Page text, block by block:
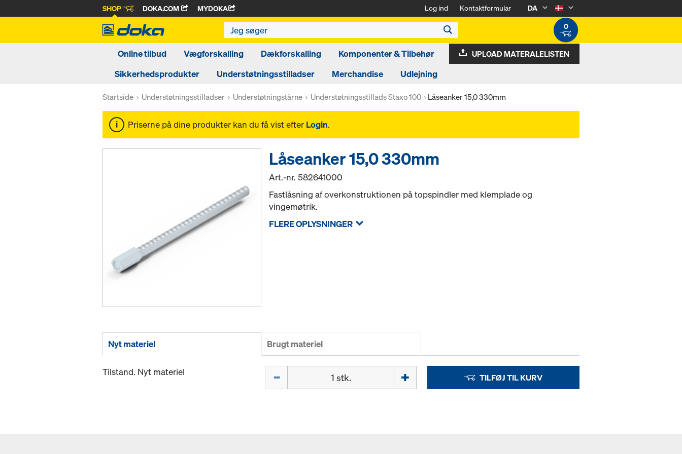
SHOP DOKA.COM MYDOKA Log ind Kontaktformular
DA
0
Online tilbud Vægforskalling Dækforskalling
Komponenter & Tilbehør
Sikkerhedsprodukter
Understøtningsstilladser Merchandise Udlejning
UPLOAD MATERALELISTEN
Startside Understøtningsstilladser Understøtningstårne Understøtningsstillads Staxo 100 Låseanker 15,0 330mm
Priserne på dine produkter kan du få vist efter Login.
Låseanker 15,0 330mm
Art.-nr.582641000
Fastlåsning af overkonstruktionen på topspindler med klemplade og
vingemøtrik.
FLERE OPLYSNINGER
Nyt materiel Brugt materiel
Tilstand. Nyt materiel TILFØJ TIL KURV